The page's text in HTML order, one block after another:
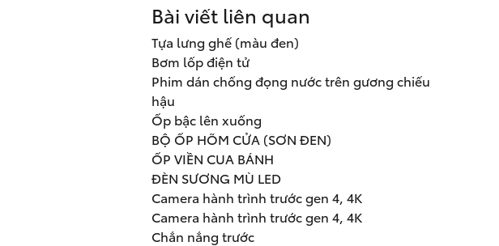
Bài viết liên quan
Tựa lưng ghế (màu đen)
Bơm lốp điện tử
Phim dán chống đọng nước trên gương chiếu
hậu
Ốp bậc lên xuống
BỘ ỐP HÕM CỬA (SƠN ĐEN)
ỐP VIỀN CUA BÁNH
ĐÈN SƯƠNG MÙ LED
Camera hành trình trước gen 4, 4K
Camera hành trình trước gen 4, 4K
Chắn nắng trước